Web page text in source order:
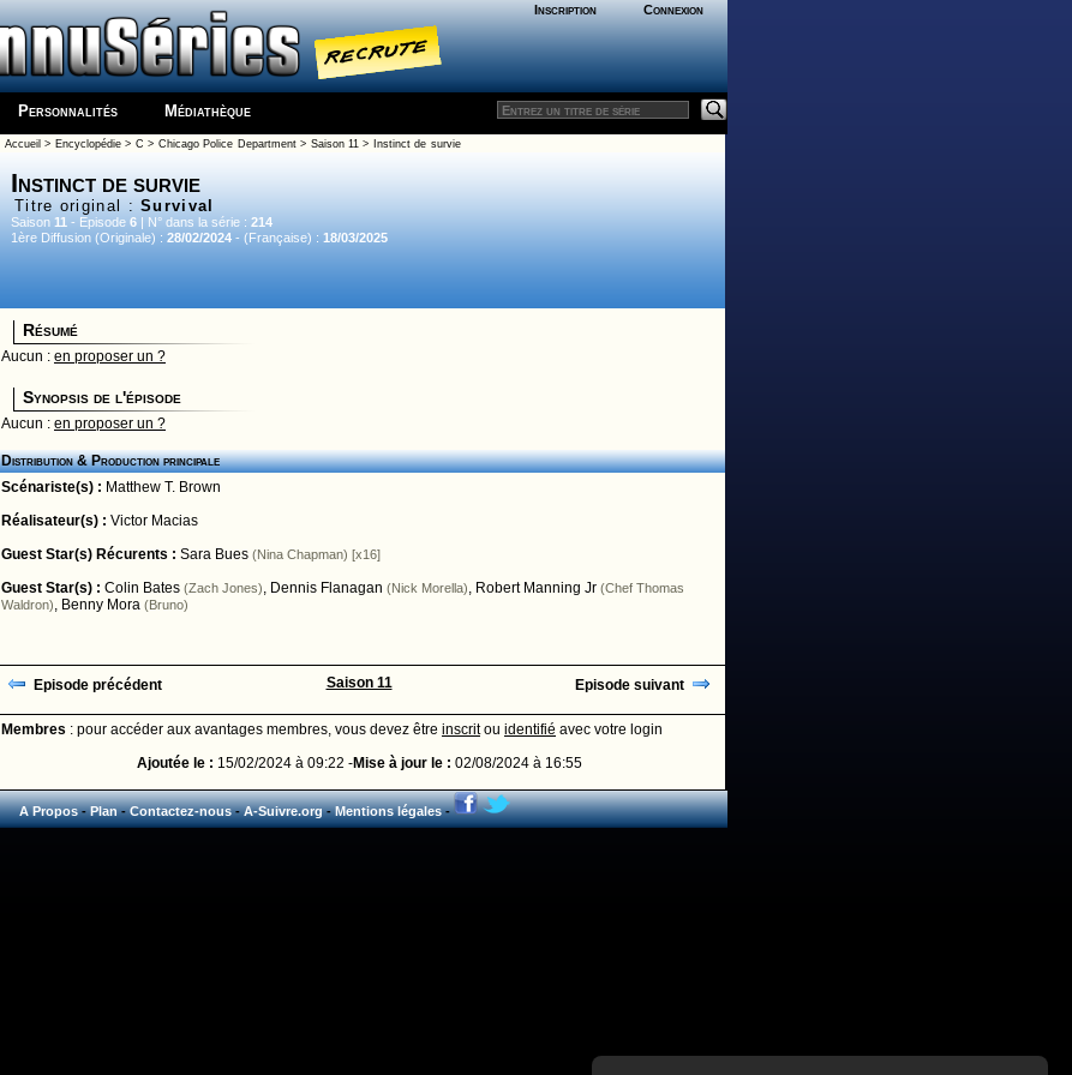
Inscription Connexion
Personnalités Médiathèque
Accueil > Encyclopédie> C > Chicago Police Department> Saison 11> Instinct de survie
Instinct de survie
Titre original :Survival
Saison 11 - Episode 6 | N° dans la série : 214
1ère Diffusion (Originale) : 28/02/2024 - (Française) : 18/03/2025
Résumé
Aucun : en proposer un ?
Synopsis de l'épisode
Aucun : en proposer un ?
Distribution & Production principale
Scénariste(s) : Matthew T. Brown
Réalisateur(s) : Victor Macias
Guest Star(s) Récurents : Sara Bues (Nina Chapman) [x16]
Guest Star(s) : Colin Bates (Zach Jones), Dennis Flanagan (Nick Morella), Robert Manning Jr (Chef Thomas
Waldron), Benny Mora (Bruno)
Episode précédent Saison 11 Episode suivant
Membres : pour accéder aux avantages membres, vous devez être inscritou identifié avec votre login
Ajoutée le : 15/02/2024 à 09:22 -Mise à jour le : 02/08/2024 à 16:55
A Propos-Plan-Contactez-nous-A-Suivre.org-Mentions légales-